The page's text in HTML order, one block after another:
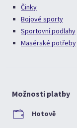
Činky
Bojové sporty
Sportovní podlahy
Masérské potřeby
Možnosti platby
Hotově